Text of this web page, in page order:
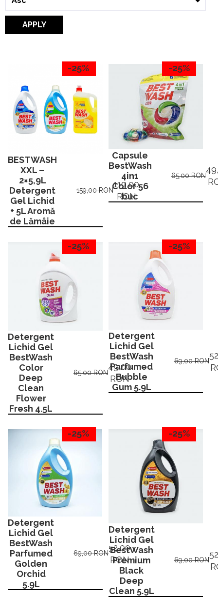
APPLY
BESTWASH
XXL –
2×5,9L
Detergent
Gel Lichid
+ 5L Aromă
de Lămâie
159,00 RON
119,00
RON
-25%
Capsule
BestWash
4in1
Color 56
buc
65,00 RON
-25%
Detergent
Lichid Gel
BestWash
Color
Deep
Clean
Flower
Fresh 4.5L
65,00 RON
49,00
RON
-25%
Detergent
Lichid Gel
BestWash
Parfumed
Bubble
Gum 5.9L
69,00 RON
-25%
Detergent
Lichid Gel
BestWash
Parfumed
Golden
Orchid
5.9L
69,00 RON
52,00
RON
-25%
Detergent
Lichid Gel
BestWash
Premium
Black
Deep
Clean 5.9L
69,00 RON
-25%